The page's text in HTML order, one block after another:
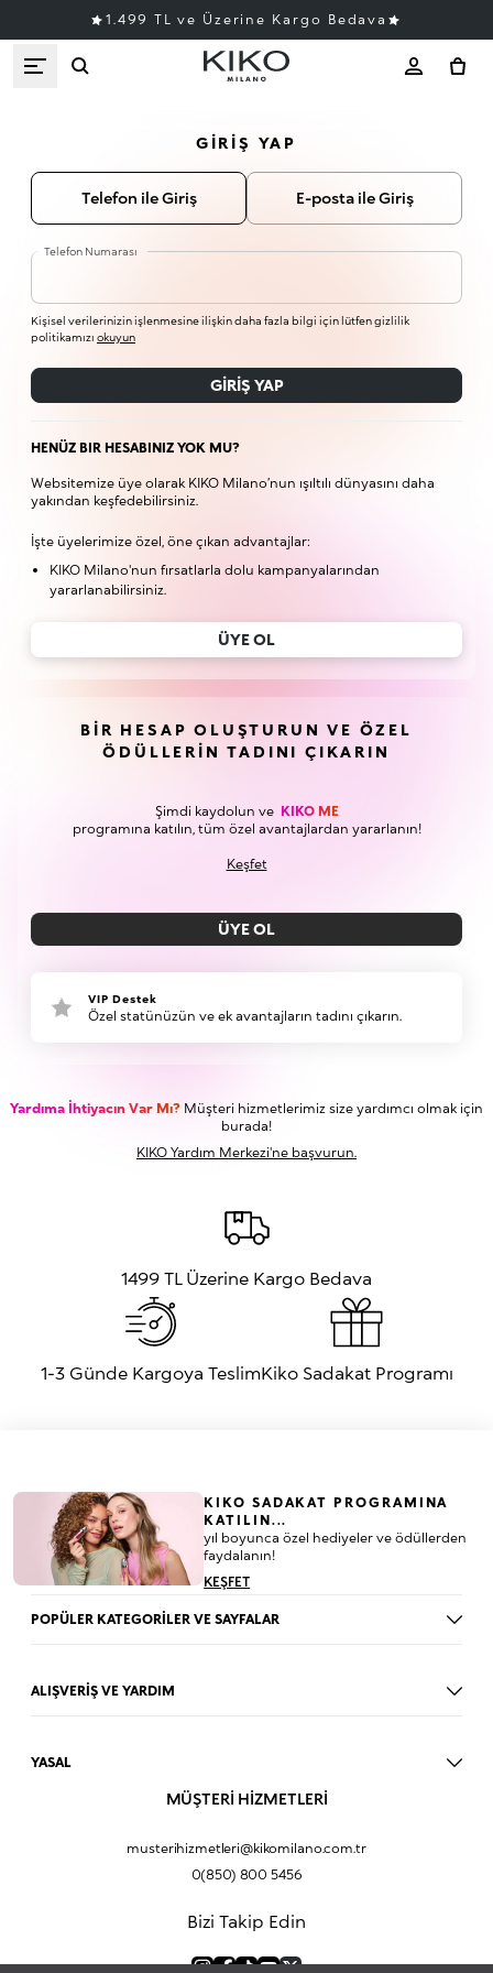
1.499 TL ve Üzerine Kargo Bedava
GIRIŞ YAP
Telefon ile Giriş E-posta ile Giriş
Telefon Numarası
Kişisel verilerinizin işlenmesine ilişkin daha fazla bilgi için lütfen gizlilik
politikamızı okuyun
GIRIŞ YAP
HENÜZ BIR HESABINIZ YOK MU?
Websitemize üye olarak KIKO Milano’nun ışıltılı dünyasını daha
yakından keşfedebilirsiniz.
İşte üyelerimize özel, öne çıkan advantajlar:
KIKO Milano'nun fırsatlarla dolu kampanyalarından
yararlanabilirsiniz.
ÜYE OL
BIR HESAP OLUŞTURUN VE ÖZEL
ÖDÜLLERIN TADINI ÇIKARIN
Şimdi kaydolun ve KIKO ME
programına katılın, tüm özel avantajlardan yararlanın!
Keşfet
ÜYE OL
VIP Destek
Özel statünüzün ve ek avantajların tadını çıkarın.
Yardıma İhtiyacın Var Mı? Müşteri hizmetlerimiz size yardımcı olmak için
burada!
KIKO Yardım Merkezi'ne başvurun.
1499 TL Üzerine Kargo Bedava
1-3 Günde Kargoya TeslimKiko Sadakat Programı
KIKO SADAKAT PROGRAMINA
KATILIN...
yıl boyunca özel hediyeler ve ödüllerden
faydalanın!
KEŞFET
POPÜLER KATEGORİLER VE SAYFALAR
Göz Farı
Allık
Makyaj Bazı
ALIŞVERİŞ VE YARDIM
Sıkça Sorulan Sorular
Hediyeni Kişiselleştir
YASAL
Mesafeli Satış Sözleşmesi
KVKK Politikası ve Gizlilik
Ürün Güvenlik Bilgi Formları (SDS)
MÜŞTERİ HİZMETLERİ
musterihizmetleri@kikomilano.com.tr
0(850) 800 5456
Bizi Takip Edin